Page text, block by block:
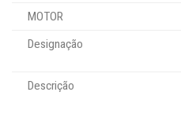
MOTOR
Designação
Descrição